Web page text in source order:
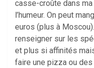
casse-croûte dans
l’humeur. On peut
euros (plus à
renseigner sur les
et plus si affinités
faire une pizza ou